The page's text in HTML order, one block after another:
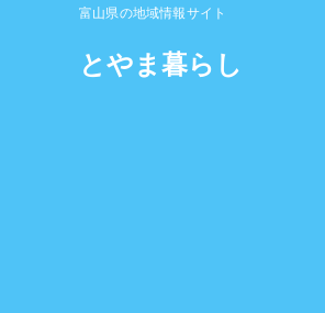
富山県の地域情報サイト
とやま暮らし